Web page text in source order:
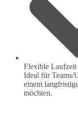
Flexible Laufzeit
Ideal für Teams/
einem
möchten.